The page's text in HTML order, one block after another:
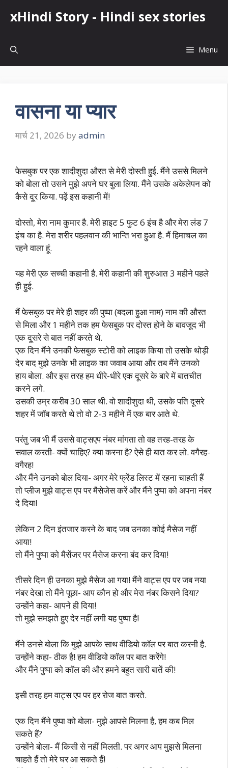
xHindi Story - Hindi sex stories
Menu
वासना या प्यार
मार्च 21, 2026 by admin
फेसबुक पर एक शादीशुदा औरत से मेरी दोस्ती हुई. मैंने उससे मिलने
को बोला तो उसने मुझे अपने घर बुला लिया. मैंने उसके अकेलेपन को
कैसे दूर किया. पढ़ें इस कहानी में!
दोस्तो, मेरा नाम कुमार है. मेरी हाइट 5 फुट 6 इंच है और मेरा लंड 7
इंच का है. मेरा शरीर पहलवान की भान्ति भरा हुआ है. मैं हिमाचल का
रहने वाला हूं.
यह मेरी एक सच्ची कहानी है. मेरी कहानी की शुरुआत 3 महीने पहले
ही हुई.
मैं फेसबुक पर मेरे ही शहर की पुष्पा (बदला हुआ नाम) नाम की औरत
से मिला और 1 महीने तक हम फेसबुक पर दोस्त होने के बावजूद भी
एक दूसरे से बात नहीं करते थे.
एक दिन मैंने उनकी फेसबुक स्टोरी को लाइक किया तो उसके थोड़ी
देर बाद मुझे उनके भी लाइक का जवाब आया और तब मैंने उनको
हाय बोला. और इस तरह हम धीरे-धीरे एक दूसरे के बारे में बातचीत
करने लगे.
उसकी उम्र करीब 30 साल थी. वो शादीशुदा थी, उसके पति दूसरे
शहर में जॉब करते थे तो वो 2-3 महीने में एक बार आते थे.
परंतु जब भी मैं उससे वाट्सएप नंबर मांगता तो वह तरह-तरह के
सवाल करती- क्यों चाहिए? क्या करना है? ऐसे ही बात कर लो. वगैरह-
वगैरह!
और मैंने उनको बोल दिया- अगर मेरे फ्रेंड लिस्ट में रहना चाहती हैं
तो प्लीज मुझे वाट्स एप पर मैसेजेस करें और मैंने पुष्पा को अपना नंबर
दे दिया!
लेकिन 2 दिन इंतजार करने के बाद जब उनका कोई मैसेज नहीं
आया!
तो मैंने पुष्पा को मैसेंजर पर मैसेज करना बंद कर दिया!
तीसरे दिन ही उनका मुझे मैसेज आ गया! मैंने वाट्स एप पर जब नया
नंबर देखा तो मैंने पूछा- आप कौन हो और मेरा नंबर किसने दिया?
उन्होंने कहा- आपने ही दिया!
तो मुझे समझते हुए देर नहीं लगी यह पुष्पा है!
मैंने उनसे बोला कि मुझे आपके साथ वीडियो कॉल पर बात करनी है.
उन्होंने कहा- ठीक है! हम वीडियो कॉल पर बात करेंगे!
और मैंने पुष्पा को कॉल की और हमने बहुत सारी बातें की!
इसी तरह हम वाट्स एप पर हर रोज बात करते.
एक दिन मैंने पुष्पा को बोला- मुझे आपसे मिलना है, हम कब मिल
सकते हैं?
उन्होंने बोला- मैं किसी से नहीं मिलती. पर अगर आप मुझसे मिलना
चाहते हैं तो मेरे घर आ सकते हैं!